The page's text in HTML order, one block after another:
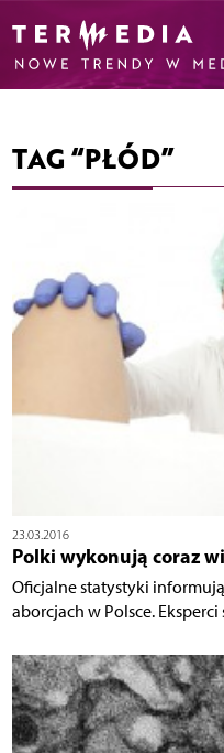
TAG “PŁÓD”
23.03.2016
Polki wykonują coraz
Oficjalne statystyki
aborcjach w Polsce. Eksperci